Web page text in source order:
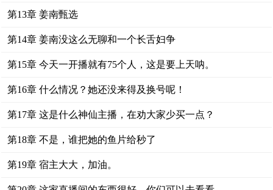
第13章 姜南甄选
第14章 姜南没这么无聊和一个长舌妇争
第15章 今天一开播就有75个人，这是要上天呐。
第16章 什么情况？她还没来得及换号呢！
第17章 这是什么神仙主播，在劝大家少买一点？
第18章 不是，谁把她的鱼片给秒了
第19章 宿主大大，加油。